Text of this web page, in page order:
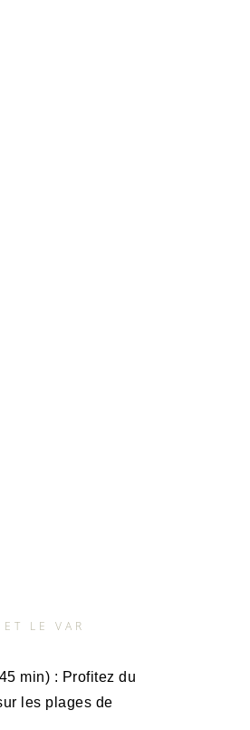
LE VAR
min) : Profitez du
les plages de